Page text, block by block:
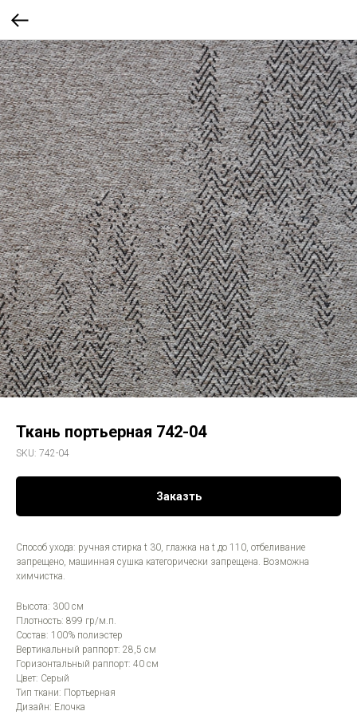
Ткань портьерная 742-04
SKU: 742-04
Заказть
Способ ухода: ручная стирка t 30, глажка на t до 110, отбеливание
запрещено, машинная сушка категорически запрещена. Возможна
химчистка.
Высота: 300 см
Плотность: 899 гр/м.п.
Состав: 100% полиэстер
Вертикальный раппорт: 28,5 см
Горизонтальный раппорт: 40 см
Цвет: Серый
Тип ткани: Портьерная
Дизайн: Елочка